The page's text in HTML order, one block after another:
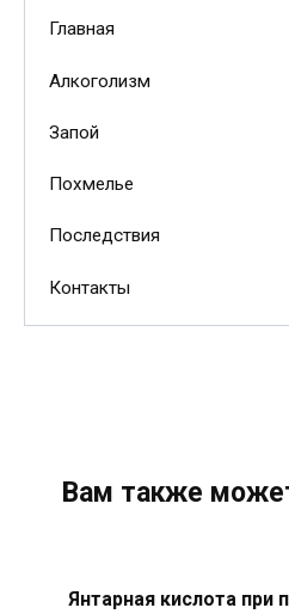
Главная
Алкоголизм
Запой
Похмелье
Последствия
Контакты
Вам также
Янтарная кислота при